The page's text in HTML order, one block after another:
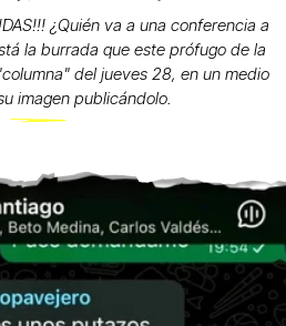
¿Quién va a una conferencia a
la burrada que este prófugo de la
del jueves 28, en un medio
imagen publicándolo.